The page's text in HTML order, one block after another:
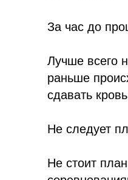
За час до
Лучше всего
раньше
сдавать
Не следует
Не стоит